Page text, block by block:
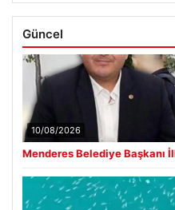
Güncel
10/08/2026
Menderes Belediye Başkanı